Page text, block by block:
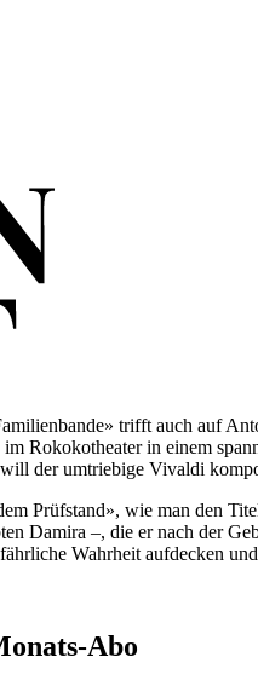
trifft auch auf
Rokokotheater in einem
der umtriebige Vivaldi
Prüfstand», wie man den
Damira –, die er nach der
Wahrheit aufdecken
Abo